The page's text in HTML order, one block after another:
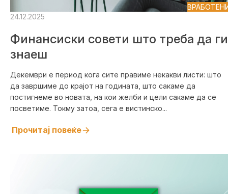
24.12.2025
Финансиски совети што треба да ги
знаеш
Декември е период кога сите правиме некакви листи: што
да завршиме до крајот на годината, што сакаме да
постигнеме во новата, на кои желби и цели сакаме да се
посветиме. Токму затоа, сега е вистинско...
Прочитај повеќе